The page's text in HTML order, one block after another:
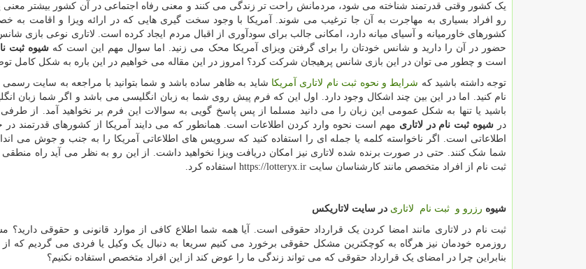
یک کشور وقتی قدرتمند شناخته می شود، مردمانش راحت تر زندگی می کنند و معنی رفاه اجتماعی در آن کشور بیشتر معنی
رو افراد بسیاری به مهاجرت به آن جا ترغیب می شوند. آمریکا با وجود سخت گیری هایی که در ارائه ویزا و اقامت به
کشورهای خاورمیانه و آسیای میانه دارد، امکانی جالب برای سودآوری از اقبال مردم ایجاد کرده است. لاتاری نوعی بازی
حضور در آن را دارید و شانس خودتان را برای گرفتن ویزای آمریکا محک می زنید. اما سوال مهم این است که شیوه ثبت
است و چطور می توان در این بازی شانس پرهیجان شرکت کرد؟ امروز در این مقاله می خواهیم در این باره به شکل کامل
توجه داشته باشید که شرایط و نحوه ثبت نام لاتاری آمریکا شاید به ظاهر ساده باشد و شما بتوانید با مراجعه به سایت
نام کنید. اما در این بین چند اشکال وجود دارد. اول این که فرم پیش روی شما به زبان انگلیسی می باشد و اگر شما زبان
باشید یا تنها به شکل عمومی این زبان را می دانید مسلما از پس پاسخ گویی به سوالات این فرم بر نخواهید آمد. از
در شیوه ثبت نام در لاتاری مهم است نحوه وارد کردن اطلاعات است. همانطور که می دایند آمریکا از کشورهای قدرتمند
اطلاعاتی است. اگر ناخواسته کلمه یا جمله ای را استفاده کنید که سرویس های اطلاعاتی آمریکا را به جنب و جوش می
شما شک کنند. حتی در صورت برنده شده لاتاری نیز امکان دریافت ویزا نخواهید داشت. از این رو به نظر می آید راه
ثبت نام از افراد متخصص مانند کارشناسان سایت https://lotteryx.ir استفاده کرد.
شیوه رزرو و ثبت نام لاتاری در سایت لاتاریکس
ثبت نام در لاتاری مانند امضا کردن یک قرارداد حقوقی است. آیا همه شما اطلاع کافی از موارد قانونی و حقوقی دارید؟
روزمره خودمان نیز هرگاه به کوچکترین مشکل حقوقی برخورد می کنیم سریعا به دنبال یک وکیل یا فردی می گردیم که از
بنابراین چرا در امضای یک قرارداد حقوقی که می تواند زندگی ما را عوض کند از این افراد متخصص استفاده نکنیم؟